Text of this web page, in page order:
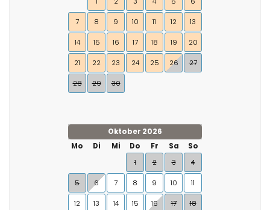
7 8 9 10 11 12 13
14 15 16 17 18 19 20
21 22 23 24 25 26 27
28 29 30
Oktober 2026
Mo
Di Mi Do Fr Sa
So
1
2 3 4
5 6 7 8 9 10 11
12 13 14 15 16 17 18